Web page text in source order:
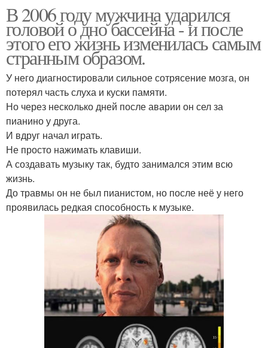
В 2006 году мужчина ударился
головой о дно бассейна - и после
этого его жизнь изменилась самым
странным образом.
У него диагностировали сильное сотрясение мозга, он
потерял часть слуха и куски памяти.
Но через несколько дней после аварии он сел за
пианино у друга.
И вдруг начал играть.
Не просто нажимать клавиши.
А создавать музыку так, будто занимался этим всю
жизнь.
До травмы он не был пианистом, но после неё у него
проявилась редкая способность к музыке.